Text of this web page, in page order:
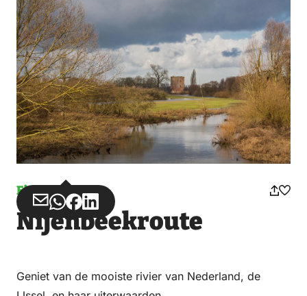
Fietsen
Deel
via
Deel
via
Deel
op
Deel
op
Nijenbeekroute
Geniet van de mooiste rivier van Nederland, de